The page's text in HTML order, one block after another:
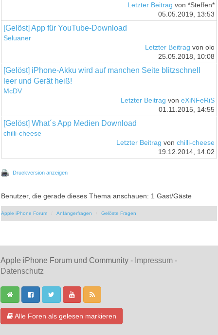
Letzter Beitrag von *Steffen*
05.05.2019, 13:53
[Gelöst] App für YouTube-Download
Seluaner
Letzter Beitrag von olo
25.05.2018, 10:08
[Gelöst] iPhone-Akku wird auf manchen Seite blitzschnell
leer und Gerät heiß!
McDV
Letzter Beitrag von eXiNFeRiS
01.11.2015, 14:55
[Gelöst] What´s App Medien Download
chilli-cheese
Letzter Beitrag von chilli-cheese
19.12.2014, 14:02
Druckversion anzeigen
Benutzer, die gerade dieses Thema anschauen: 1 Gast/Gäste
Apple iPhone Forum Anfängerfragen Gelöste Fragen
Apple iPhone Forum und Community - Impressum -
Datenschutz
Alle Foren als gelesen markieren